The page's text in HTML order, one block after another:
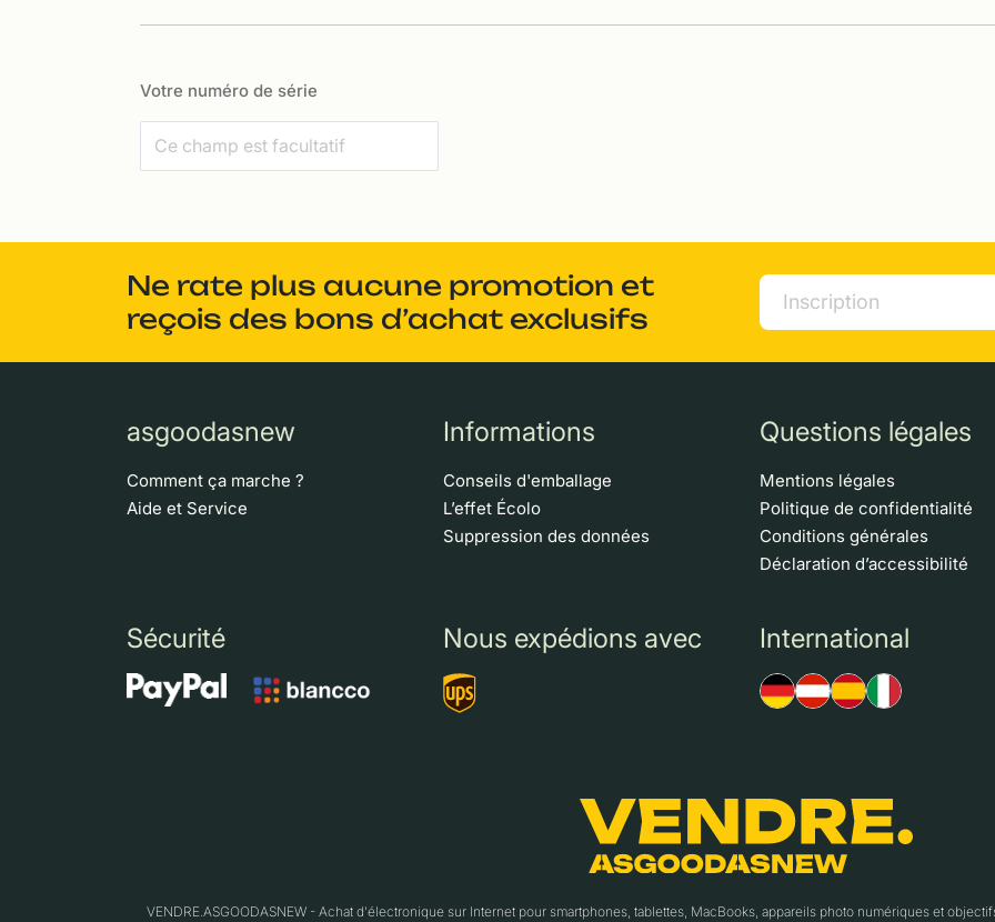
Votre numéro de série
Ne rate plus aucune promotion et
reçois des bons d’achat exclusifs
asgoodasnew
Comment ça marche ?
Aide et Service
Informations
Conseils d'emballage
L’effet Écolo
Suppression des données
Questions légales
Mentions légales
Politique de confidentialité
Conditions générales
Déclaration d’accessibilité
Sécurité Nous expédions avec International
VENDRE.ASGOODASNEW - Achat d'électronique sur Internet pour smartphones, tablettes, MacBooks, appareils photo numériques et